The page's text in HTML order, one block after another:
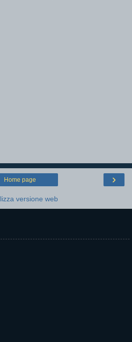
›
Home page
versione web